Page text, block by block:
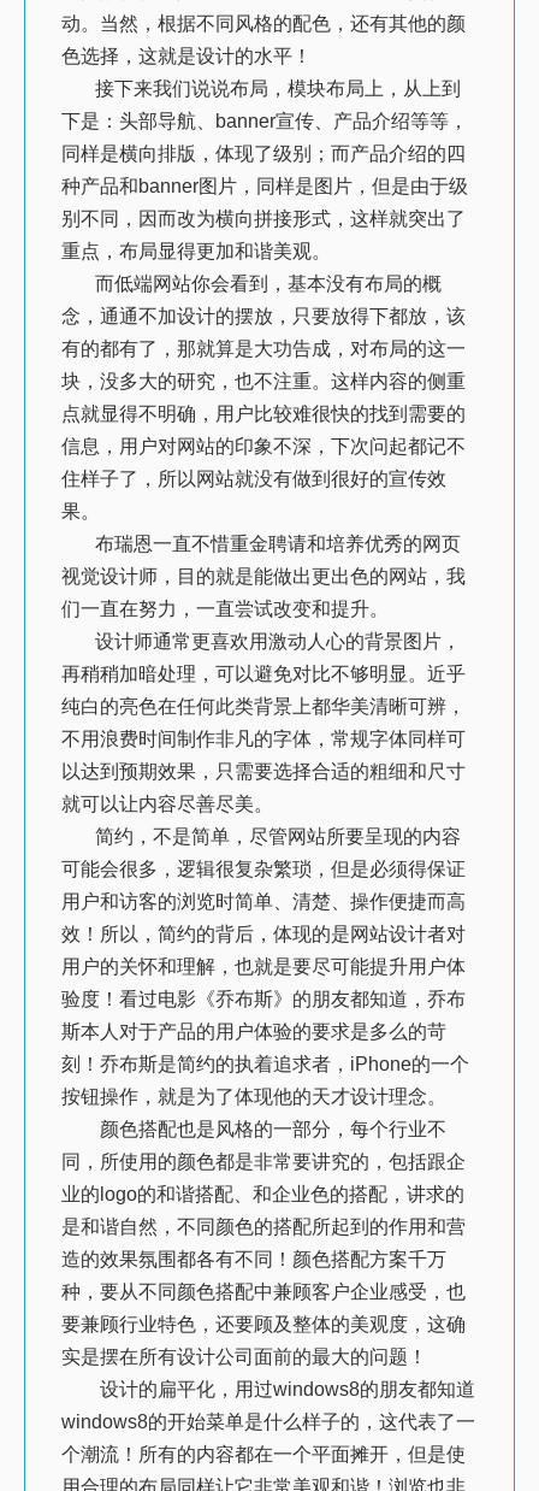
动。当然，根据不同风格的配色，还有其他的颜
色选择，这就是设计的水平！
接下来我们说说布局，模块布局上，从上到
下是：头部导航、banner宣传、产品介绍等等，
同样是横向排版，体现了级别；而产品介绍的四
种产品和banner图片，同样是图片，但是由于级
别不同，因而改为横向拼接形式，这样就突出了
重点，布局显得更加和谐美观。
而低端网站你会看到，基本没有布局的概
念，通通不加设计的摆放，只要放得下都放，该
有的都有了，那就算是大功告成，对布局的这一
块，没多大的研究，也不注重。这样内容的侧重
点就显得不明确，用户比较难很快的找到需要的
信息，用户对网站的印象不深，下次问起都记不
住样子了，所以网站就没有做到很好的宣传效
果。
布瑞恩一直不惜重金聘请和培养优秀的网页
视觉设计师，目的就是能做出更出色的网站，我
们一直在努力，一直尝试改变和提升。
设计师通常更喜欢用激动人心的背景图片，
再稍稍加暗处理，可以避免对比不够明显。近乎
纯白的亮色在任何此类背景上都华美清晰可辨，
不用浪费时间制作非凡的字体，常规字体同样可
以达到预期效果，只需要选择合适的粗细和尺寸
就可以让内容尽善尽美。
简约，不是简单，尽管网站所要呈现的内容
可能会很多，逻辑很复杂繁琐，但是必须得保证
用户和访客的浏览时简单、清楚、操作便捷而高
效！所以，简约的背后，体现的是网站设计者对
用户的关怀和理解，也就是要尽可能提升用户体
验度！看过电影《乔布斯》的朋友都知道，乔布
斯本人对于产品的用户体验的要求是多么的苛
刻！乔布斯是简约的执着追求者，iPhone的一个
按钮操作，就是为了体现他的天才设计理念。
颜色搭配也是风格的一部分，每个行业不
同，所使用的颜色都是非常要讲究的，包括跟企
业的logo的和谐搭配、和企业色的搭配，讲求的
是和谐自然，不同颜色的搭配所起到的作用和营
造的效果氛围都各有不同！颜色搭配方案千万
种，要从不同颜色搭配中兼顾客户企业感受，也
要兼顾行业特色，还要顾及整体的美观度，这确
实是摆在所有设计公司面前的最大的问题！
设计的扁平化，用过windows8的朋友都知道
windows8的开始菜单是什么样子的，这代表了一
个潮流！所有的内容都在一个平面摊开，但是使
用合理的布局同样让它非常美观和谐！浏览也非